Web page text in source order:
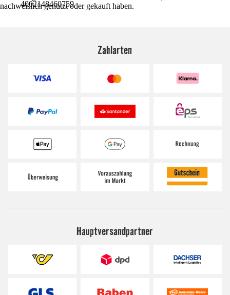
4002148460759
nachweislich genutzt oder gekauft haben.
Zahlarten
Hauptversandpartner